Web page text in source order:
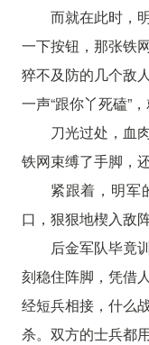
而就在此时，
一下按钮，那张铁
猝不及防的几个敌
一声“跟你丫死磕”
刀光过处，血
铁网束缚了手脚，
紧跟着，明军
口，狠狠地楔入敌阵
后金军队毕竟
刻稳住阵脚，凭借
经短兵相接，什么
杀。双方的士兵都